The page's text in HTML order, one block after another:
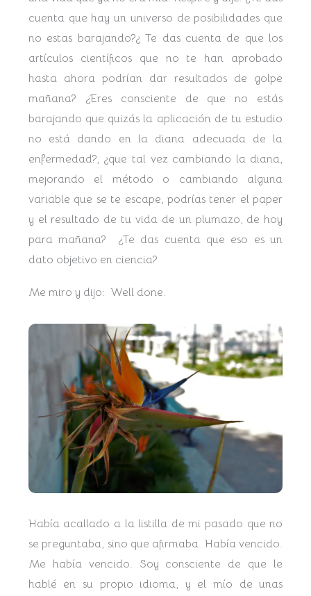
cuenta que hay un universo de posibilidades que
no estas barajando?¿Te das cuenta de que los
artículos científicos que no te han aprobado
hasta ahora podrían dar resultados de golpe
mañana? ¿Eres consciente de que no estás
barajando que quizás la aplicación de tu estudio
no está dando en la diana adecuada de la
enfermedad?, ¿que tal vez cambiando la diana,
mejorando el método o cambiando alguna
variable que se te escape, podrías tener el paper
y el resultado de tu vida de un plumazo, de hoy
para mañana? ¿Te das cuenta que eso es un
dato objetivo en ciencia?
Me miro y dijo: Well done.
Había acallado a la listilla de mi pasado que no
se preguntaba, sino que afirmaba. Había vencido.
Me había vencido. Soy consciente de que le
hablé en su propio idioma, y el mío de unas